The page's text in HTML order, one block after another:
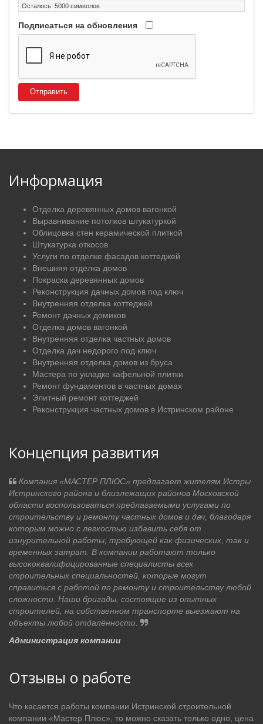
Осталось: 5000 символов
Подписаться на обновления
Отправить
Информация
Отделка деревянных домов вагонкой
Выравнивание потолков штукатуркой
Облицовка стен керамической плиткой
Штукатурка откосов
Услуги по отделке фасадов коттеджей
Внешняя отделка домов
Покраска деревянных домов
Реконструкция дачных домов под ключ
Внутренняя отделка коттеджей
Ремонт дачных домиков
Отделка домов вагонкой
Внутренняя отделка частных домов
Отделка дач недорого под ключ
Внутренняя отделка домов из бруса
Мастера по укладке кафельной плитки
Ремонт фундаментов в частных домах
Элитный ремонт коттеджей
Реконструкция частных домов в Истринском районе
Концепция развития
Компания «МАСТЕР ПЛЮС» предлагает жителям Истры
Истринского района и близлежащих районов Московской
области воспользоваться предлагаемыми услугами по
строительству и ремонту частных домов и дач, благодаря
которым можно с легкостью избавить себя от
изнурительной работы, требующей как физических, так и
временных затрат. В компании работают только
высококвалифицированные специалисты всех
строительных специальностей, которые могут
справиться с работой по ремонту и строительству любой
сложности. Наши бригады, состоящие из опытных
строителей, на собственном транспорте выезжают на
объекты любой отдалённости.
Администрация компании
Отзывы о работе
Что касается работы компании Истринской строительной
компании «Мастер Плюс», то можно сказать только одно, цена